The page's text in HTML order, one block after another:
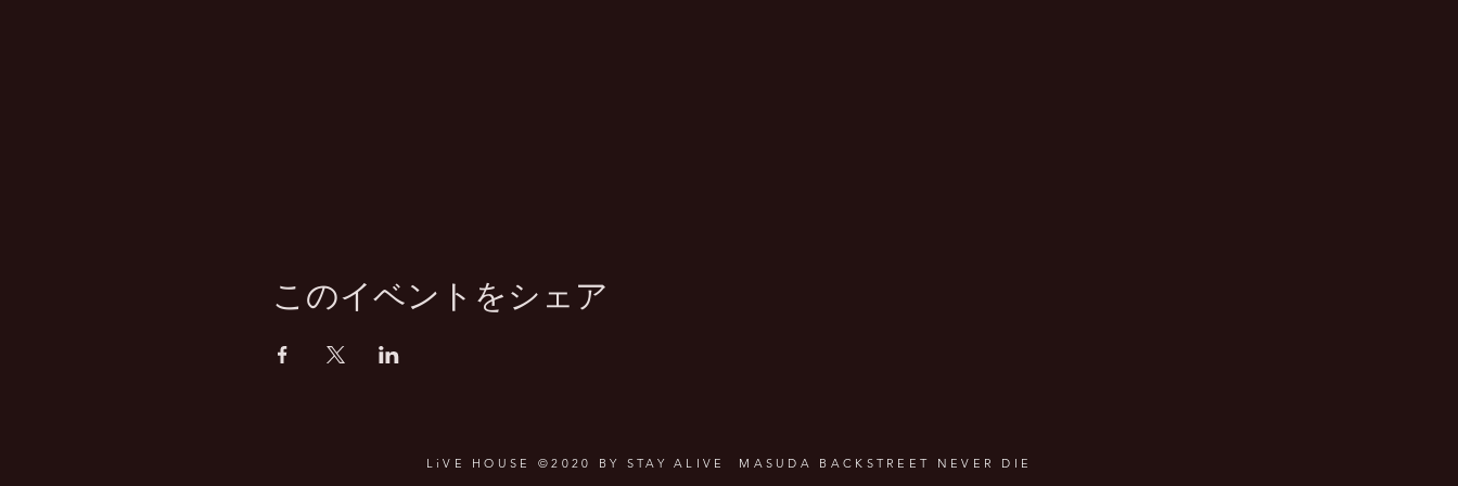
このイベントをシェア
LiVE HOUSE ©2020 BY STAY ALIVE MASUDA BACKSTREET NEVER DIE